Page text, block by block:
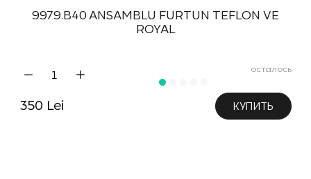
9979.B40 ANSAMBLU FURTUN TEFLON VE
ROYAL
осталось
350 Lei КУПИТЬ